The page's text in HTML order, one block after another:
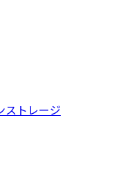
ストレージ